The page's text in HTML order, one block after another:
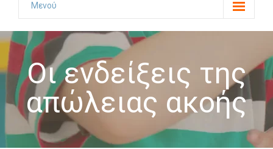
Μενού
Το Κέντρο
-- Όραμα
-- Ιστορικό
-- Πιστοποιήσεις
-- Στελέχωση
Οι ενδείξεις της
απώλειας ακοής